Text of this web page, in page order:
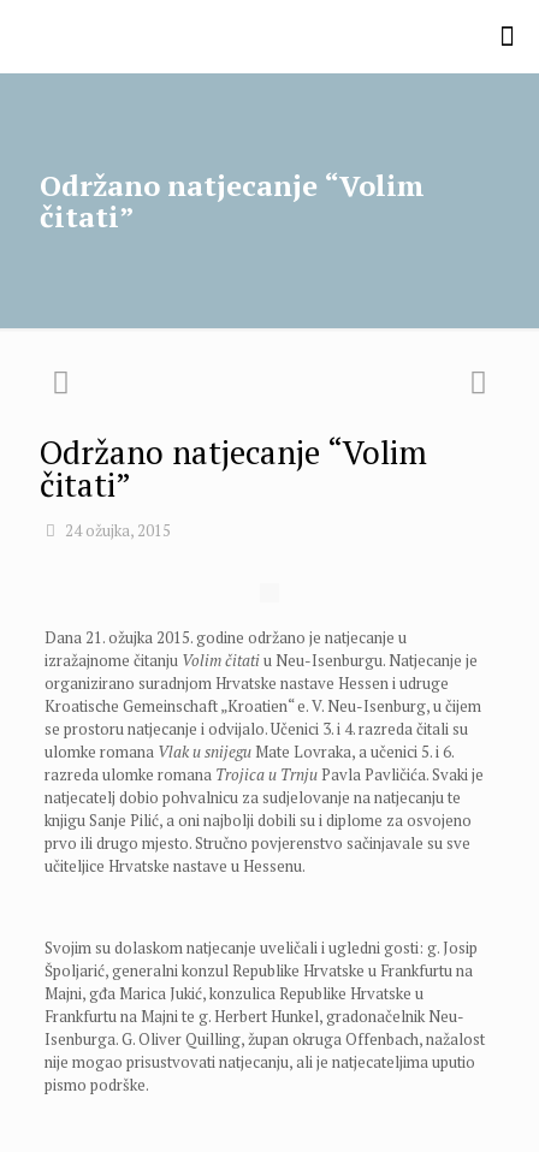
Održano natjecanje “Volim
čitati”
Održano natjecanje “Volim
čitati”
24 ožujka, 2015
Dana 21. ožujka 2015. godine održano je natjecanje u
izražajnome čitanju Volim čitatiu Neu-Isenburgu. Natjecanje je
organizirano suradnjom Hrvatske nastave Hessen i udruge
Kroatische Gemeinschaft „Kroatien“ e. V. Neu-Isenburg, u čijem
se prostoru natjecanje i odvijalo. Učenici 3. i 4. razreda čitali su
ulomke romana Vlak u snijegu Mate Lovraka, a učenici 5. i 6.
razreda ulomke romana Trojica u TrnjuPavla Pavličića. Svaki je
natjecatelj dobio pohvalnicu za sudjelovanje na natjecanju te
knjigu Sanje Pilić, a oni najbolji dobili su i diplome za osvojeno
prvo ili drugo mjesto. Stručno povjerenstvo sačinjavale su sve
učiteljice Hrvatske nastave u Hessenu.
Svojim su dolaskom natjecanje uveličali i ugledni gosti: g. Josip
Špoljarić, generalni konzul Republike Hrvatske u Frankfurtu na
Majni, gđa Marica Jukić, konzulica Republike Hrvatske u
Frankfurtu na Majni te g. Herbert Hunkel, gradonačelnik Neu-
Isenburga. G. Oliver Quilling, župan okruga Offenbach, nažalost
nije mogao prisustvovati natjecanju, ali je natjecateljima uputio
pismo podrške.